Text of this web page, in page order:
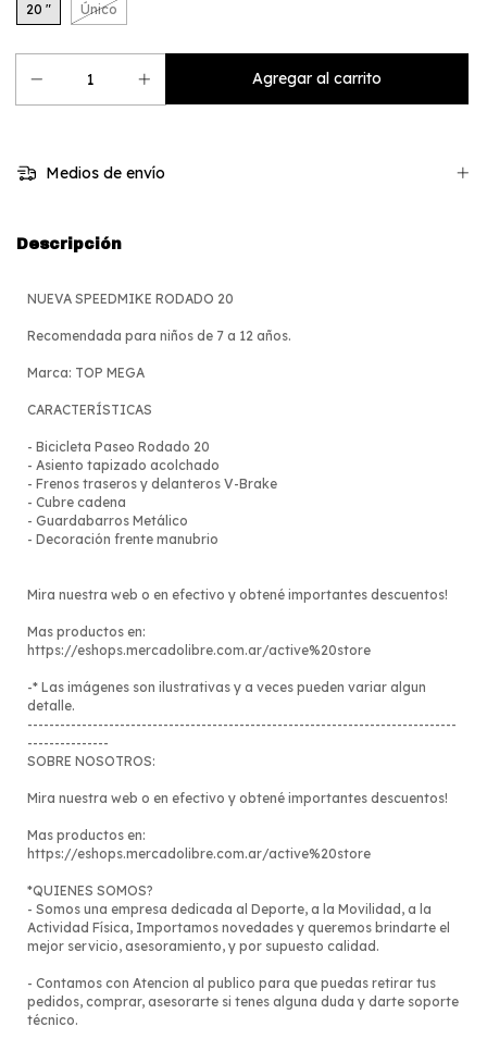
20 " Único
Medios de envío
Descripción
NUEVA SPEEDMIKE RODADO 20
Recomendada para niños de 7 a 12 años.
Marca: TOP MEGA
CARACTERÍSTICAS
- Bicicleta Paseo Rodado 20
- Asiento tapizado acolchado
- Frenos traseros y delanteros V-Brake
- Cubre cadena
- Guardabarros Metálico
- Decoración frente manubrio
Mira nuestra web o en efectivo y obtené importantes descuentos!
Mas productos en:
https://eshops.mercadolibre.com.ar/active%20store
-* Las imágenes son ilustrativas y a veces pueden variar algun
detalle.
-------------------------------------------------------------------------------
---------------
SOBRE NOSOTROS:
Mira nuestra web o en efectivo y obtené importantes descuentos!
Mas productos en:
https://eshops.mercadolibre.com.ar/active%20store
*QUIENES SOMOS?
- Somos una empresa dedicada al Deporte, a la Movilidad, a la
Actividad Física, Importamos novedades y queremos brindarte el
mejor servicio, asesoramiento, y por supuesto calidad.
- Contamos con Atencion al publico para que puedas retirar tus
pedidos, comprar, asesorarte si tenes alguna duda y darte soporte
técnico.